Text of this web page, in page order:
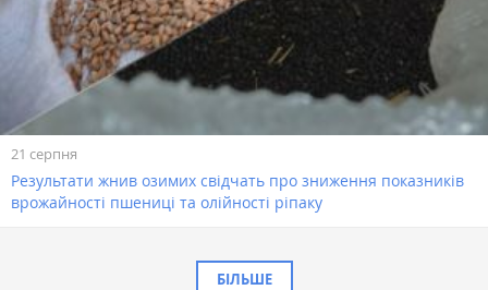
21 серпня
Результати жнив озимих свідчать про зниження показників
врожайності пшениці та олійності ріпаку
БІЛЬШЕ